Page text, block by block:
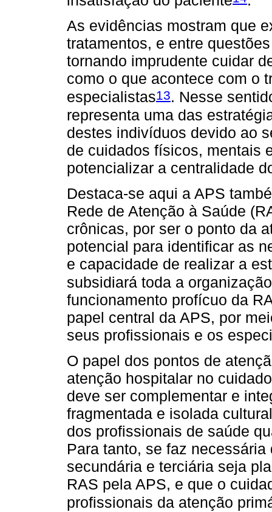
As evidências mostram que
tratamentos, e entre
tornando imprudente cuidar
como o que acontece com o
especialistas13. Nesse
representa uma das
destes indivíduos devido ao
de cuidados físicos, mentais
potencializar a centralidade
Destaca-se aqui a APS
Rede de Atenção à Saúde
crônicas, por ser o ponto da
potencial para identificar as
e capacidade de realizar a
subsidiará toda a
funcionamento profícuo da
papel central da APS, por
seus profissionais e os
O papel dos pontos de
atenção hospitalar no
deve ser complementar e
fragmentada e isolada
dos profissionais de saúde
Para tanto, se faz
secundária e terciária seja
RAS pela APS, e que o
profissionais da atenção